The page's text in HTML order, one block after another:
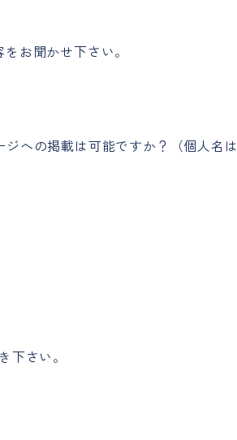
お聞かせ下さい。
への掲載は可能ですか？（個人名は
下さい。